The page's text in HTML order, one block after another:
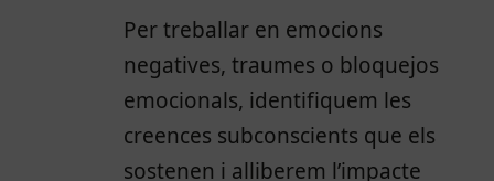
Per treballar en emocions
negatives, traumes o bloquejos
emocionals, identifiquem les
creences subconscients que els
sostenen i alliberem l’impacte